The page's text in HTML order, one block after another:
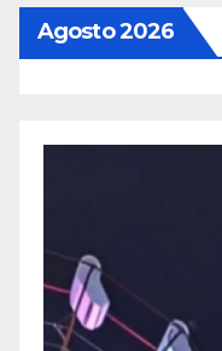
Agosto 2026